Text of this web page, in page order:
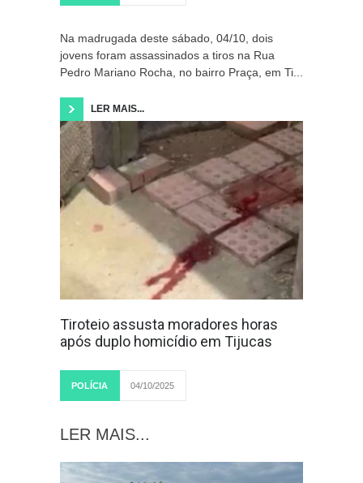
Na madrugada deste sábado, 04/10, dois
jovens foram assassinados a tiros na Rua
Pedro Mariano Rocha, no bairro Praça, em Ti...
LER MAIS...
Tiroteio assusta moradores horas
após duplo homicídio em Tijucas
POLÍCIA 04/10/2025
LER MAIS...